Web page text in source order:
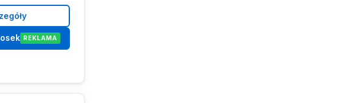
REKLAMA